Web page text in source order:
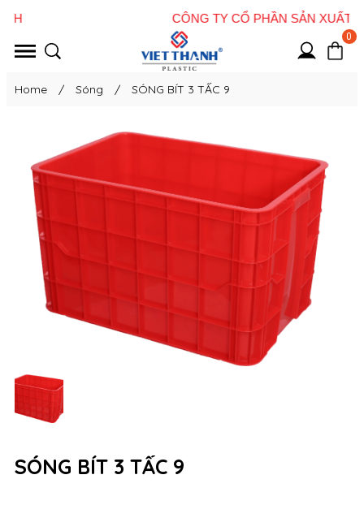
0
Home / Sóng / SÓNG BÍT 3 TẤC 9
SÓNG BÍT 3 TẤC 9